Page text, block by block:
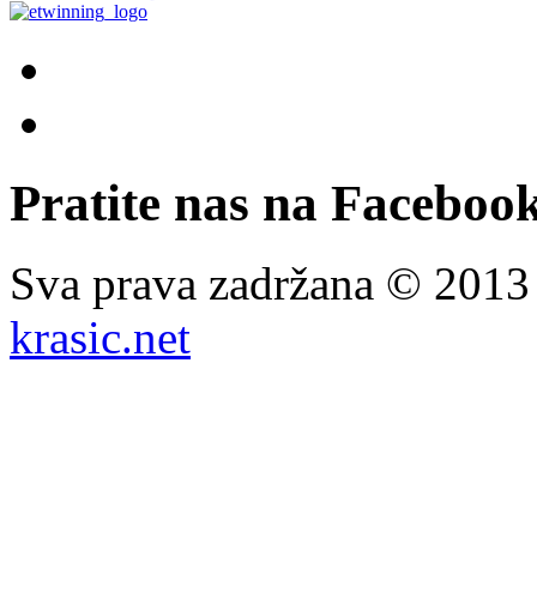
Pratite nas na
Sva prava zadržana ©
krasic.net